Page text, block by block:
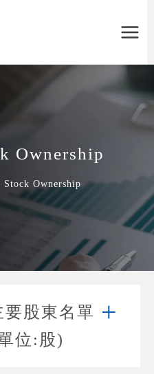
Menu
Ownership
Ownership
股東名單
位:股)